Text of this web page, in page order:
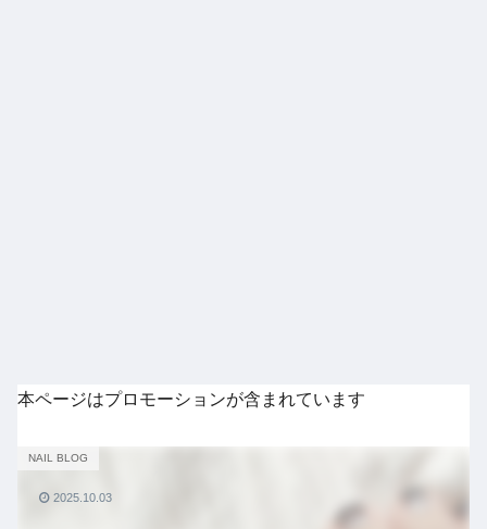
本ページはプロモーションが含まれています
NAIL BLOG
2025.10.03